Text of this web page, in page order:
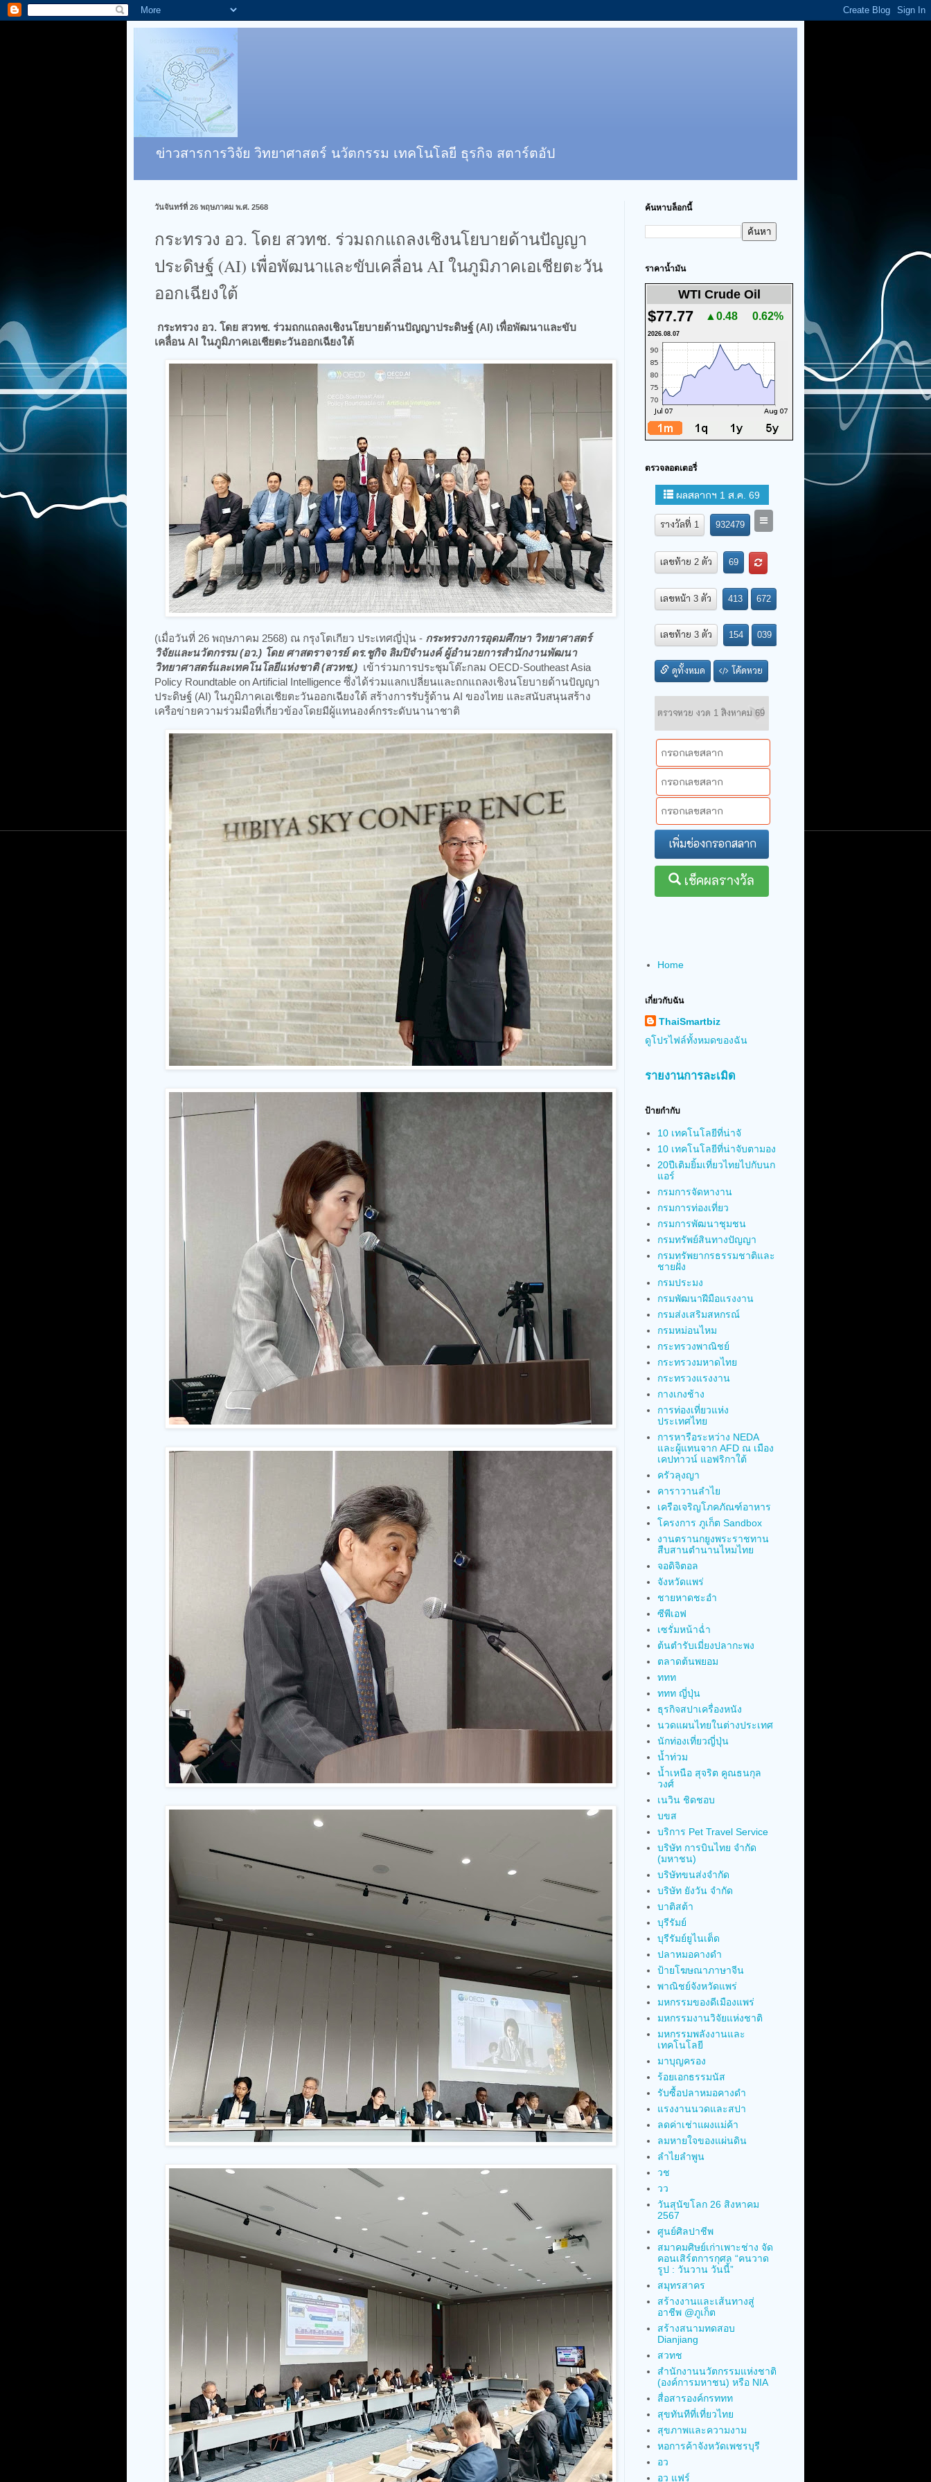
ข่าวสารการวิจัย วิทยาศาสตร์ นวัตกรรม เทคโนโลยี ธุรกิจ สตาร์ตอัป
วันจันทร์ที่ 26 พฤษภาคม พ.ศ. 2568
กระทรวง อว. โดย สวทช. ร่วมถกแถลงเชิงนโยบายด้านปัญญา
ประดิษฐ์ (AI) เพื่อพัฒนาและขับเคลื่อน AI ในภูมิภาคเอเชียตะวัน
ออกเฉียงใต้
กระทรวง อว. โดย สวทช. ร่วมถกแถลงเชิงนโยบายด้านปัญญาประดิษฐ์ (AI) เพื่อพัฒนาและขับ
เคลื่อน AI ในภูมิภาคเอเชียตะวันออกเฉียงใต้
(เมื่อวันที่ 26 พฤษภาคม 2568) ณ กรุงโตเกียว ประเทศญี่ปุ่น - กระทรวงการอุดมศึกษา วิทยาศาสตร์
วิจัยและนวัตกรรม (อว.) โดย ศาสตราจารย์ ดร.ชูกิจ ลิมปิจำนงค์ ผู้อำนวยการสำนักงานพัฒนา
วิทยาศาสตร์และเทคโนโลยีแห่งชาติ (สวทช.) เข้าร่วมการประชุมโต๊ะกลม OECD-Southeast Asia
Policy Roundtable on Artificial Intelligence ซึ่งได้ร่วมแลกเปลี่ยนและถกแถลงเชิงนโยบายด้านปัญญา
ประดิษฐ์ (AI) ในภูมิภาคเอเชียตะวันออกเฉียงใต้ สร้างการรับรู้ด้าน AI ของไทย และสนับสนุนสร้าง
เครือข่ายความร่วมมือที่เกี่ยวข้องโดยมีผู้แทนองค์กรระดับนานาชาติ
ค้นหาบล็อกนี้
ราคาน้ำมัน
WTI Crude Oil
$77.77 ▲0.48 0.62%
2026.08.07
ตรวจลอตเตอรี่
Home
เกี่ยวกับฉัน
ThaiSmartbiz
ดูโปรไฟล์ทั้งหมดของฉัน
รายงานการละเมิด
ป้ายกำกับ
10 เทคโนโลยีที่น่าจั
10 เทคโนโลยีที่น่าจับตามอง
20ปีเติมยิ้มเที่ยวไทยไปกับนก
แอร์
กรมการจัดหางาน
กรมการท่องเที่ยว
กรมการพัฒนาชุมชน
กรมทรัพย์สินทางปัญญา
กรมทรัพยากรธรรมชาติและ
ชายฝั่ง
กรมประมง
กรมพัฒนาฝีมือแรงงาน
กรมส่งเสริมสหกรณ์
กรมหม่อนไหม
กระทรวงพาณิชย์
กระทรวงมหาดไทย
กระทรวงแรงงาน
กางเกงช้าง
การท่องเที่ยวแห่ง
ประเทศไทย
การหารือระหว่าง NEDA
และผู้แทนจาก AFD ณ เมือง
เคปทาวน์ แอฟริกาใต้
ครัวลุงญา
คาราวานลำไย
เครือเจริญโภคภัณฑ์อาหาร
โครงการ ภูเก็ต Sandbox
งานตรานกยูงพระราชทาน
สืบสานตำนานไหมไทย
จอดิจิตอล
จังหวัดแพร่
ชายหาดชะอำ
ซีพีเอฟ
เซรั่มหน้าฉ่ำ
ต้นตำรับเมี่ยงปลากะพง
ตลาดต้นพยอม
ททท
ททท ญี่ปุ่น
ธุรกิจสปาเครื่องหนัง
นวดแผนไทยในต่างประเทศ
นักท่องเที่ยวญี่ปุ่น
น้ำท่วม
น้ำเหนือ สุจริต คูณธนกุล
วงศ์
เนวิน ชิดชอบ
บขส
บริการ Pet Travel Service
บริษัท การบินไทย จำกัด
(มหาชน)
บริษัทขนส่งจำกัด
บริษัท ยังวัน จำกัด
บาติสต้า
บุรีรัมย์
บุรีรัมย์ยูไนเต็ด
ปลาหมอคางดำ
ป้ายโฆษณาภาษาจีน
พาณิชย์จังหวัดแพร่
มหกรรมของดีเมืองแพร่
มหกรรมงานวิจัยแห่งชาติ
มหกรรมพลังงานและ
เทคโนโลยี
มาบุญครอง
ร้อยเอกธรรมนัส
รับซื้อปลาหมอคางดำ
แรงงานนวดและสปา
ลดค่าเช่าแผงแม่ค้า
ลมหายใจของแผ่นดิน
ลำไยลำพูน
วช
วว
วันสุนัขโลก 26 สิงหาคม
2567
ศูนย์ศิลปาชีพ
สมาคมศิษย์เก่าเพาะช่าง จัด
คอนเสิร์ตการกุศล “คนวาด
รูป : วันวาน วันนี้”
สมุทรสาคร
สร้างงานและเส้นทางสู่
อาชีพ @ภูเก็ต
สร้างสนามทดสอบ
Dianjiang
สวทช
สำนักงานนวัตกรรมแห่งชาติ
(องค์การมหาชน) หรือ NIA
สื่อสารองค์กรททท
สุขทันทีที่เที่ยวไทย
สุขภาพและความงาม
หอการค้าจังหวัดเพชรบุรี
อว
อว แฟร์